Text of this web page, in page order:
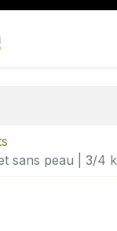
sans peau | 3/4